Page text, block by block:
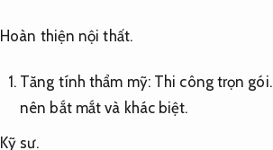
Hoàn thiện nội thất.
Tăng tính thẩm mỹ: Thi công trọn gói.
nên bắt mắt và khác biệt.
Kỹ sư.